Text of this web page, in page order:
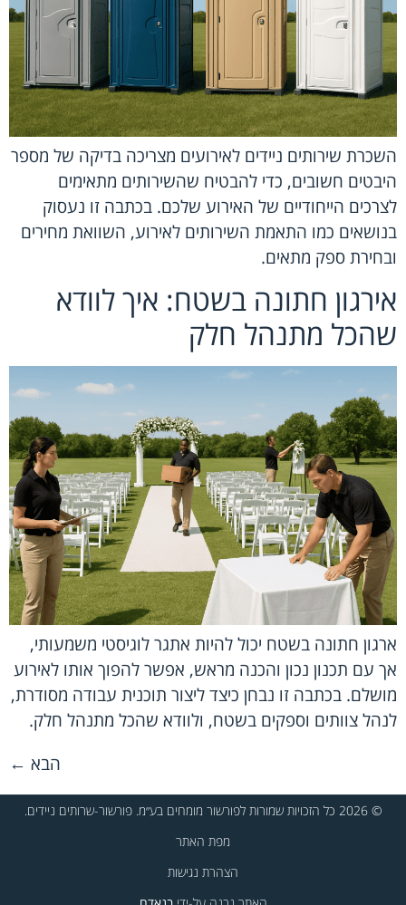
השכרת שירותים ניידים לאירועים מצריכה בדיקה של מספר
היבטים חשובים, כדי להבטיח שהשירותים מתאימים
לצרכים הייחודיים של האירוע שלכם. בכתבה זו נעסוק
בנושאים כמו התאמת השירותים לאירוע, השוואת מחירים
ובחירת ספק מתאים.
אירגון חתונה בשטח: איך לוודא
שהכל מתנהל חלק
ארגון חתונה בשטח יכול להיות אתגר לוגיסטי משמעותי,
אך עם תכנון נכון והכנה מראש, אפשר להפוך אותו לאירוע
מושלם. בכתבה זו נבחן כיצד ליצור תוכנית עבודה מסודרת,
לנהל צוותים וספקים בשטח, ולוודא שהכל מתנהל חלק.
הבא ←
© 2026 כל הזכויות שמורות לפורשור מומחים בע״מ. פורשור-שרותים ניידים.
מפת האתר
הצהרת נגישות